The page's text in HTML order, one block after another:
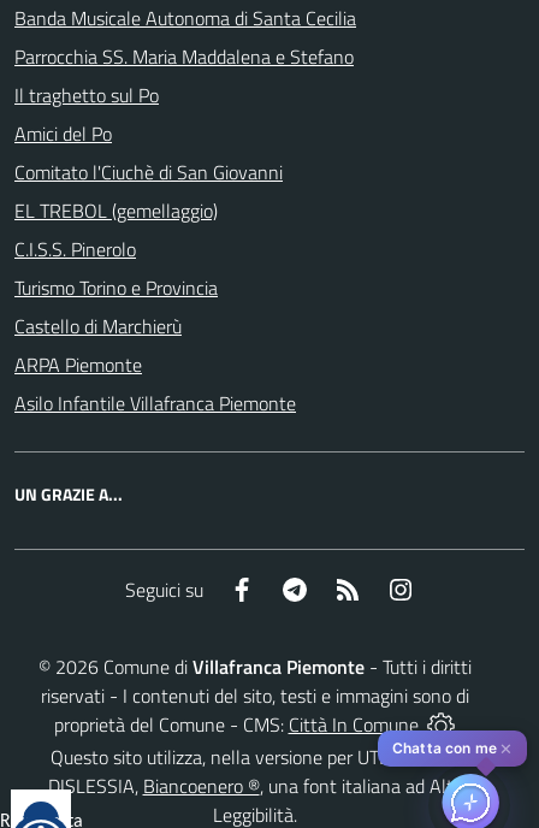
Banda Musicale Autonoma di Santa Cecilia
Parrocchia SS. Maria Maddalena e Stefano
Il traghetto sul Po
Amici del Po
Comitato l'Ciuchè di San Giovanni
EL TREBOL (gemellaggio)
C.I.S.S. Pinerolo
Turismo Torino e Provincia
Castello di Marchierù
ARPA Piemonte
Asilo Infantile Villafranca Piemonte
UN GRAZIE A...
Seguici su Facebook Telegram RSS
© 2026 Comune diVillafranca Piemonte - Tutti i diritti
riservati - I contenuti del sito, testi e immagini sono di
proprietà del Comune - CMS: Città In Comune
Questo sito utilizza, nella versione per UTENTI CON
DISLESSIA, Biancoenero ®, una font italiana ad Alta
Leggibilità.
Reimposta
Chatta con me ✕